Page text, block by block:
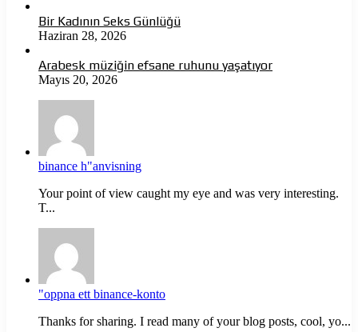
Bir Kadının Seks Günlüğü
Haziran 28, 2026
Arabesk müziğin efsane ruhunu yaşatıyor
Mayıs 20, 2026
binance h"anvisning
Your point of view caught my eye and was very interesting.
T...
"oppna ett binance-konto
Thanks for sharing. I read many of your blog posts, cool, yo...